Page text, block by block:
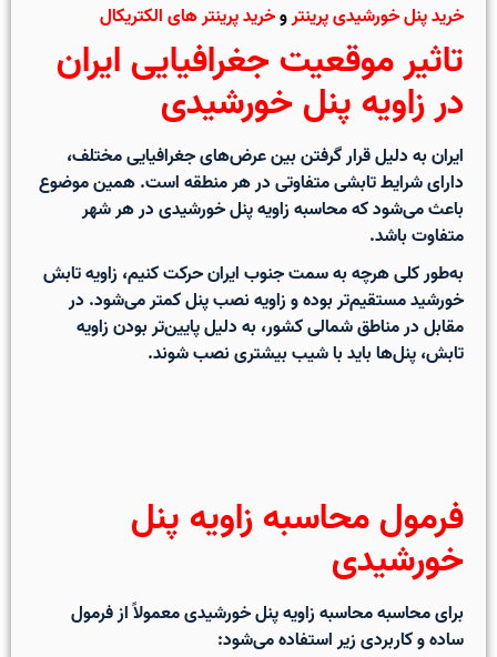
خرید پنل خورشیدی پرینتروخرید پرینتر های الکتریکال
تاثیر موقعیت جغرافیایی ایران
در زاویه پنل خورشیدی
ایران به دلیل قرار گرفتن بین عرض‌های جغرافیایی مختلف،
دارای شرایط تابشی متفاوتی در هر منطقه است. همین موضوع
باعث می‌شود کهمحاسبه زاویه پنل خورشیدیدر هر شهر
متفاوت باشد.
به‌طور کلی هرچه به سمت جنوب ایران حرکت کنیم، زاویه تابش
خورشید مستقیم‌تر بوده و زاویه نصب پنل کمتر می‌شود. در
مقابل در مناطق شمالی کشور، به دلیل پایین‌تر بودن زاویه
تابش، پنل‌ها باید با شیب بیشتری نصب شوند.
فرمول محاسبه زاویه پنل
خورشیدی
برای محاسبهمحاسبه زاویه پنل خورشیدیمعمولاً از فرمول
ساده و کاربردی زیر استفاده می‌شود: